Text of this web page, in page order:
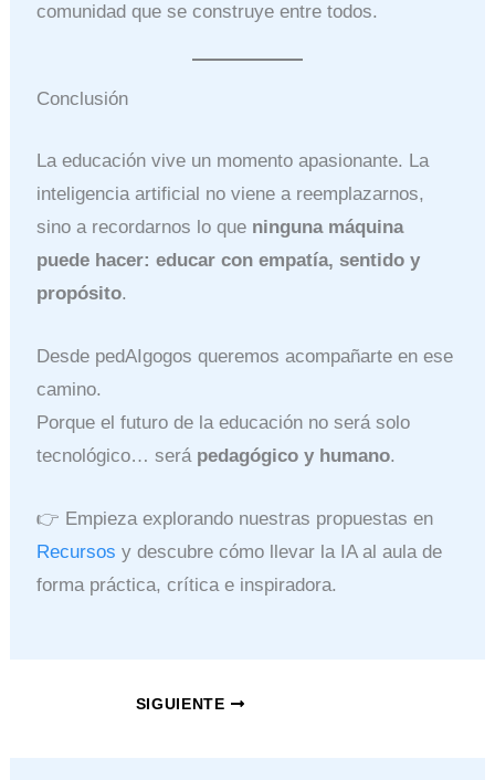
comunidad que se construye entre todos.
Conclusión
La educación vive un momento apasionante. La
inteligencia artificial no viene a reemplazarnos,
sino a recordarnos lo que ninguna máquina
puede hacer: educar con empatía, sentido y
propósito.
Desde pedAIgogos queremos acompañarte en ese
camino.
Porque el futuro de la educación no será solo
tecnológico… será pedagógico y humano.
👉 Empieza explorando nuestras propuestas en
Recursos y descubre cómo llevar la IA al aula de
forma práctica, crítica e inspiradora.
SIGUIENTE